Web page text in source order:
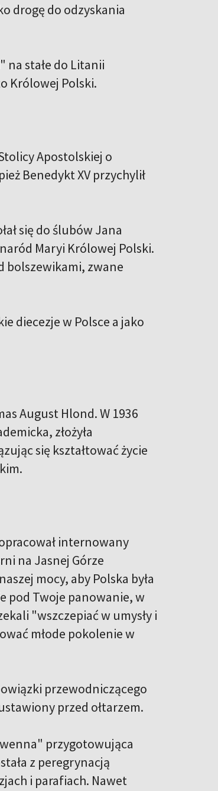
drogę do odzyskania
na stałe do Litanii
Królowej Polski.
Apostolskiej o
Benedykt XV przychylił
się do ślubów Jana
Maryi Królowej Polski.
bolszewikami, zwane
diecezje w Polsce a jako
August Hlond. W 1936
złożyła
się kształtować życie
internowany
na Jasnej Górze
mocy, aby Polska była
pod Twoje panowanie, w
"wszczepiać w umysły i
młode pokolenie w
przewodniczącego
przed ołtarzem.
przygotowująca
z peregrynacją
i parafiach. Nawet